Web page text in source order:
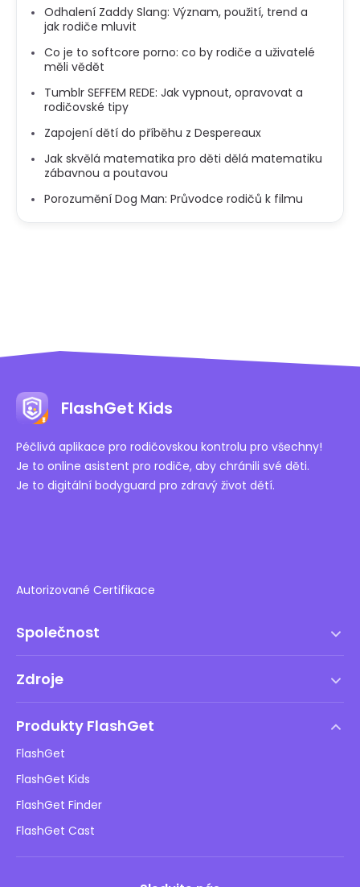
Odhalení Zaddy Slang: Význam, použití, trend a
jak rodiče mluvit
Co je to softcore porno: co by rodiče a uživatelé
měli vědět
Tumblr SEFFEM REDE: Jak vypnout, opravovat a
rodičovské tipy
Zapojení dětí do příběhu z Despereaux
Jak skvělá matematika pro děti dělá matematiku
zábavnou a poutavou
Porozumění Dog Man: Průvodce rodičů k filmu
FlashGet Kids
Péčlivá aplikace pro rodičovskou kontrolu pro všechny!
Je to online asistent pro rodiče, aby chránili své děti.
Je to digitální bodyguard pro zdravý život dětí.
Autorizované Certifikace
Společnost
Zásady DMCA
Ochrana osobních údajů
Reklamní zásady
Neprodávejte mé informace
Zdroje
Blog
Bezpečnost dětí online
Stáhnout
Produkty FlashGet
FlashGet
FlashGet Kids
FlashGet Finder
FlashGet Cast